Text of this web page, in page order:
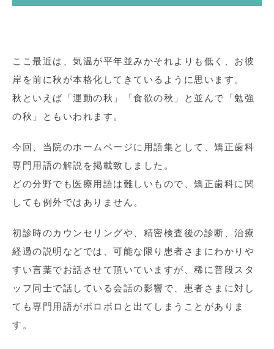
ここ最近は、気温が平年並みかそれよりも低く、お彼
岸を前に秋が本格化してきているように思います。
秋といえば「運動の秋」「食欲の秋」と並んで「勉強
の秋」ともいわれます。
今回、当院のホームページに用語集として、矯正歯科
専門用語の解説を掲載致しました。
どの分野でも医療用語は難しいもので、矯正歯科に関
しても例外ではありません。
初診時のカウンセリングや、精密検査後の診断、治療
経過の説明などでは、可能な限り患者さまにわかりや
すい言葉でお話させて頂いていますが、稀に普段スタ
ッフ同士で話している会話の影響で、患者さまに対し
ても専門用語がポロポロと出てしまうことがありま
す。